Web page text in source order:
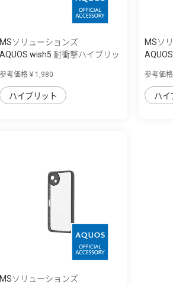
MSソリューションズ
AQUOS wish5 耐衝撃ハイブリッ
参考価格￥1,980
ハイブリット
MSソ
参考価
ハイ
MSソリューションズ